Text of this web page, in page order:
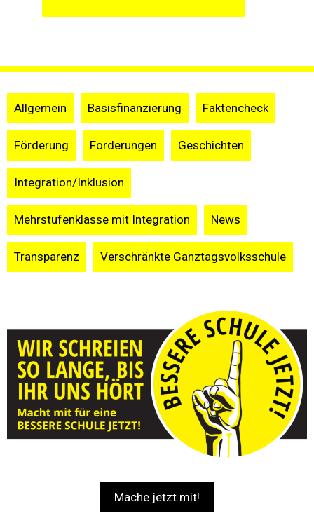
Allgemein Basisfinanzierung Faktencheck
Förderung Forderungen Geschichten
Integration/Inklusion
Mehrstufenklasse mit Integration News
Transparenz Verschränkte Ganztagsvolksschule
Mache jetzt mit!